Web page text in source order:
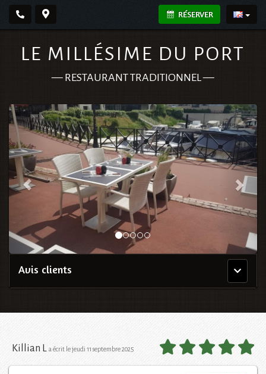
RÉSERVER
LE MILLÉSIME DU PORT
— RESTAURANT TRADITIONNEL—
Menu
principal
Avis clients
Killian L a écrit le jeudi 11 septembre 2025